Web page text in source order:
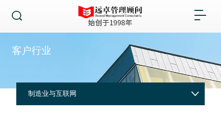
客户行业
制造业与互联网